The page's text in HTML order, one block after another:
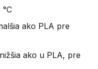
ako PLA pre
ako u PLA, pre